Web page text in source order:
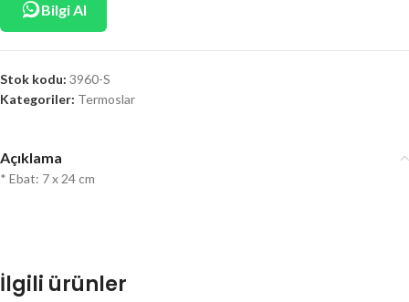
Bilgi Al
Stok kodu: 3960-S
Kategoriler: Termoslar
Açıklama
* Ebat: 7 x 24 cm
İlgili ürünler